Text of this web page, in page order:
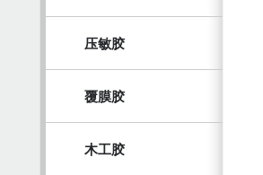
压敏胶
覆膜胶
木工胶